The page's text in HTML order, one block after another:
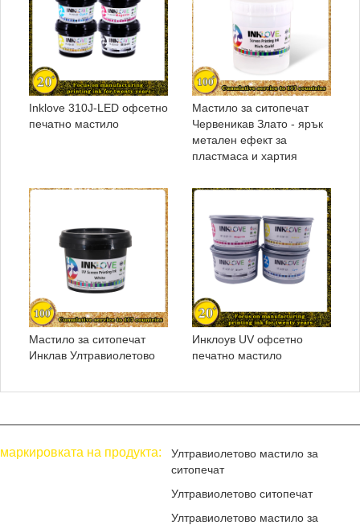
Inklove 310J-LED офсетно
печатно мастило
Мастило за ситопечат
Червеникав Злато - ярък
метален ефект за
пластмаса и хартия
Мастило за ситопечат
Инклав Ултравиолетово
Инклоув UV офсетно
печатно мастило
маркировката на продукта:
Ултравиолетово мастило за
ситопечат
Ултравиолетово ситопечат
Ултравиолетово мастило за